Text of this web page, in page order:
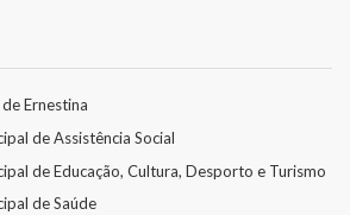
Ernestina
de Assistência Social
de Educação, Cultura, Desporto e Turismo
de Saúde